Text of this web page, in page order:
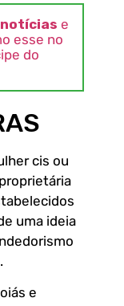
e
esse no
do
cis ou
uma ideia
e